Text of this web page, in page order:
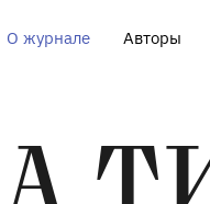
О журнале Авторы